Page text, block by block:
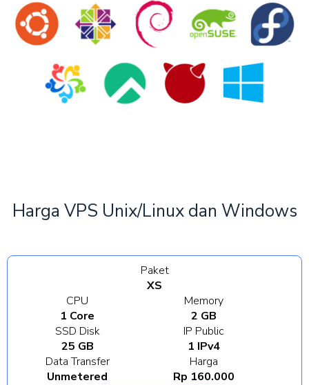
Harga VPS Unix/Linux dan Windows
Paket
XS
CPU
1 Core
Memory
2 GB
SSD Disk
25 GB
IP Public
1 IPv4
Data Transfer
Unmetered
Harga
Rp 160.000